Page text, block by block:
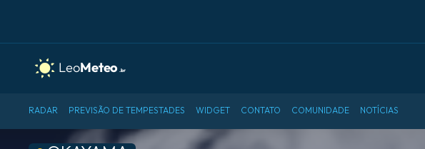
RADAR PREVISÃO DE TEMPESTADES WIDGET CONTATO COMUNIDADE NOTÍCIAS